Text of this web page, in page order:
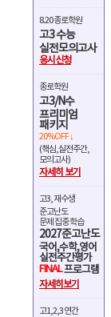
8.20 종로학원
고3 수능
실전모의고사
응시신청
종로학원
고3/N수
프리미엄
패키지
20%OFF ↓
(핵심,실전주간,
모의고사)
자세히 보기
고3, 재수생
준고난도
문제 집중 학습
2027준고난도
국어,수학,영어
실전주간평가
FINAL프로그램
자세히보기
고1,2,3 연간